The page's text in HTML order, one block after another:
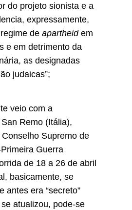
do projeto sionista e a
expressamente,
de apartheidem
e em detrimento da
as designadas
judaicas”;
veio com a
Remo (Itália),
Supremo de
Guerra
de 18 a 26 de abril
basicamente, se
antes era “secreto”
atualizou, pode-se